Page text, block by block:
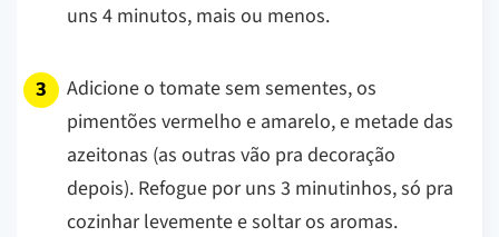
uns 4 minutos, mais ou menos.
Adicione o tomate sem sementes, os
pimentões vermelho e amarelo, e metade das
azeitonas (as outras vão pra decoração
depois). Refogue por uns 3 minutinhos, só pra
cozinhar levemente e soltar os aromas.